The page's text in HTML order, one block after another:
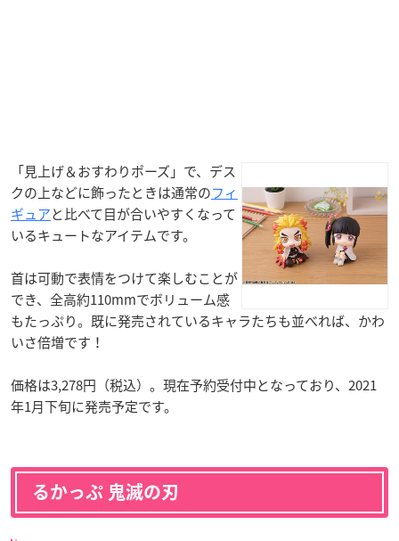
「見上げ＆おすわりポーズ」で、デス
クの上などに飾ったときは通常のフィ
ギュアと比べて目が合いやすくなって
いるキュートなアイテムです。
首は可動で表情をつけて楽しむことが
でき、全高約110mmでボリューム感
もたっぷり。既に発売されているキャラたちも並べれば、かわ
いさ倍増です！
価格は3,278円（税込）。現在予約受付中となっており、2021
年1月下旬に発売予定です。
るかっぷ 鬼滅の刃